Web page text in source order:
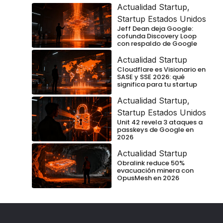
Actualidad Startup,
Startup Estados Unidos
Jeff Dean deja Google:
cofunda Discovery Loop
con respaldo de Google
Actualidad Startup
Cloudflare es Visionario en
SASE y SSE 2026: qué
significa para tu startup
Actualidad Startup,
Startup Estados Unidos
Unit 42 revela 3 ataques a
passkeys de Google en
2026
Actualidad Startup
Obralink reduce 50%
evacuación minera con
OpusMesh en 2026